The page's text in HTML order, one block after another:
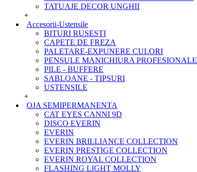
TATUAJE DECOR UNGHII
+
Accesorii-Ustensile
BITURI RUSESTI
CAPETE DE FREZA
PALETARE-EXPUNERE CULORI
PENSULE MANICHIURA PROFESIONALE
PILE - BUFFERE
SABLOANE - TIPSURI
USTENSILE
+
OJA SEMIPERMANENTA
CAT EYES CANNI 9D
DISCO EVERIN
EVERIN
EVERIN BRILLIANCE COLLECTION
EVERIN PRESTIGE COLLECTION
EVERIN ROYAL COLLECTION
FLASHING LIGHT MOLLY